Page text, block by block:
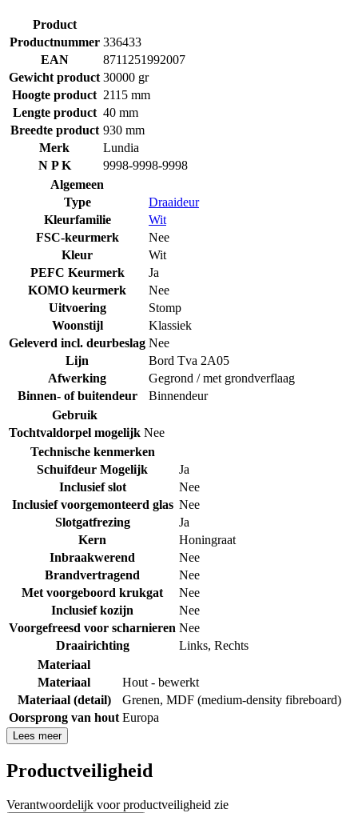
Product
Productnummer 336433
EAN
8711251992007
Gewicht product 30000 gr
Hoogte product 2115 mm
Lengte product 40 mm
Breedte product 930 mm
Merk
Lundia
N P K
9998-9998-9998
Algemeen
Type
Draaideur
Kleurfamilie
Wit
FSC-keurmerk
Nee
Kleur
Wit
PEFC Keurmerk
Ja
KOMO keurmerk
Nee
Uitvoering
Stomp
Woonstijl
Klassiek
Geleverd incl. deurbeslag Nee
Lijn
Bord Tva 2A05
Afwerking
Gegrond / met grondverflaag
Binnen- of buitendeur
Binnendeur
Gebruik
Tochtvaldorpel mogelijk Nee
Technische kenmerken
Schuifdeur Mogelijk
Ja
Inclusief slot
Nee
Inclusief voorgemonteerd glas Nee
Slotgatfrezing
Ja
Kern
Honingraat
Inbraakwerend
Nee
Brandvertragend
Nee
Met voorgeboord krukgat
Nee
Inclusief kozijn
Nee
Voorgefreesd voor scharnieren Nee
Draairichting
Links, Rechts
Materiaal
Materiaal
Hout - bewerkt
Materiaal (detail)
Grenen, MDF (medium-density fibreboard)
Oorsprong van hout Europa
Lees meer
Productveiligheid
Verantwoordelijk voor productveiligheid zie